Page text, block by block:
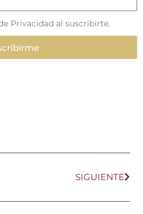
Privacidad al suscribirte.
SIGUIENTE